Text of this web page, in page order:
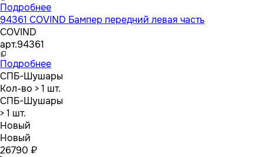
Подробнее
94361 COVIND Бампер передний левая часть
COVIND
арт.94361
Подробнее
СПБ-Шушары
Кол-во > 1 шт.
СПБ-Шушары
> 1 шт.
Новый
Новый
26790 ₽